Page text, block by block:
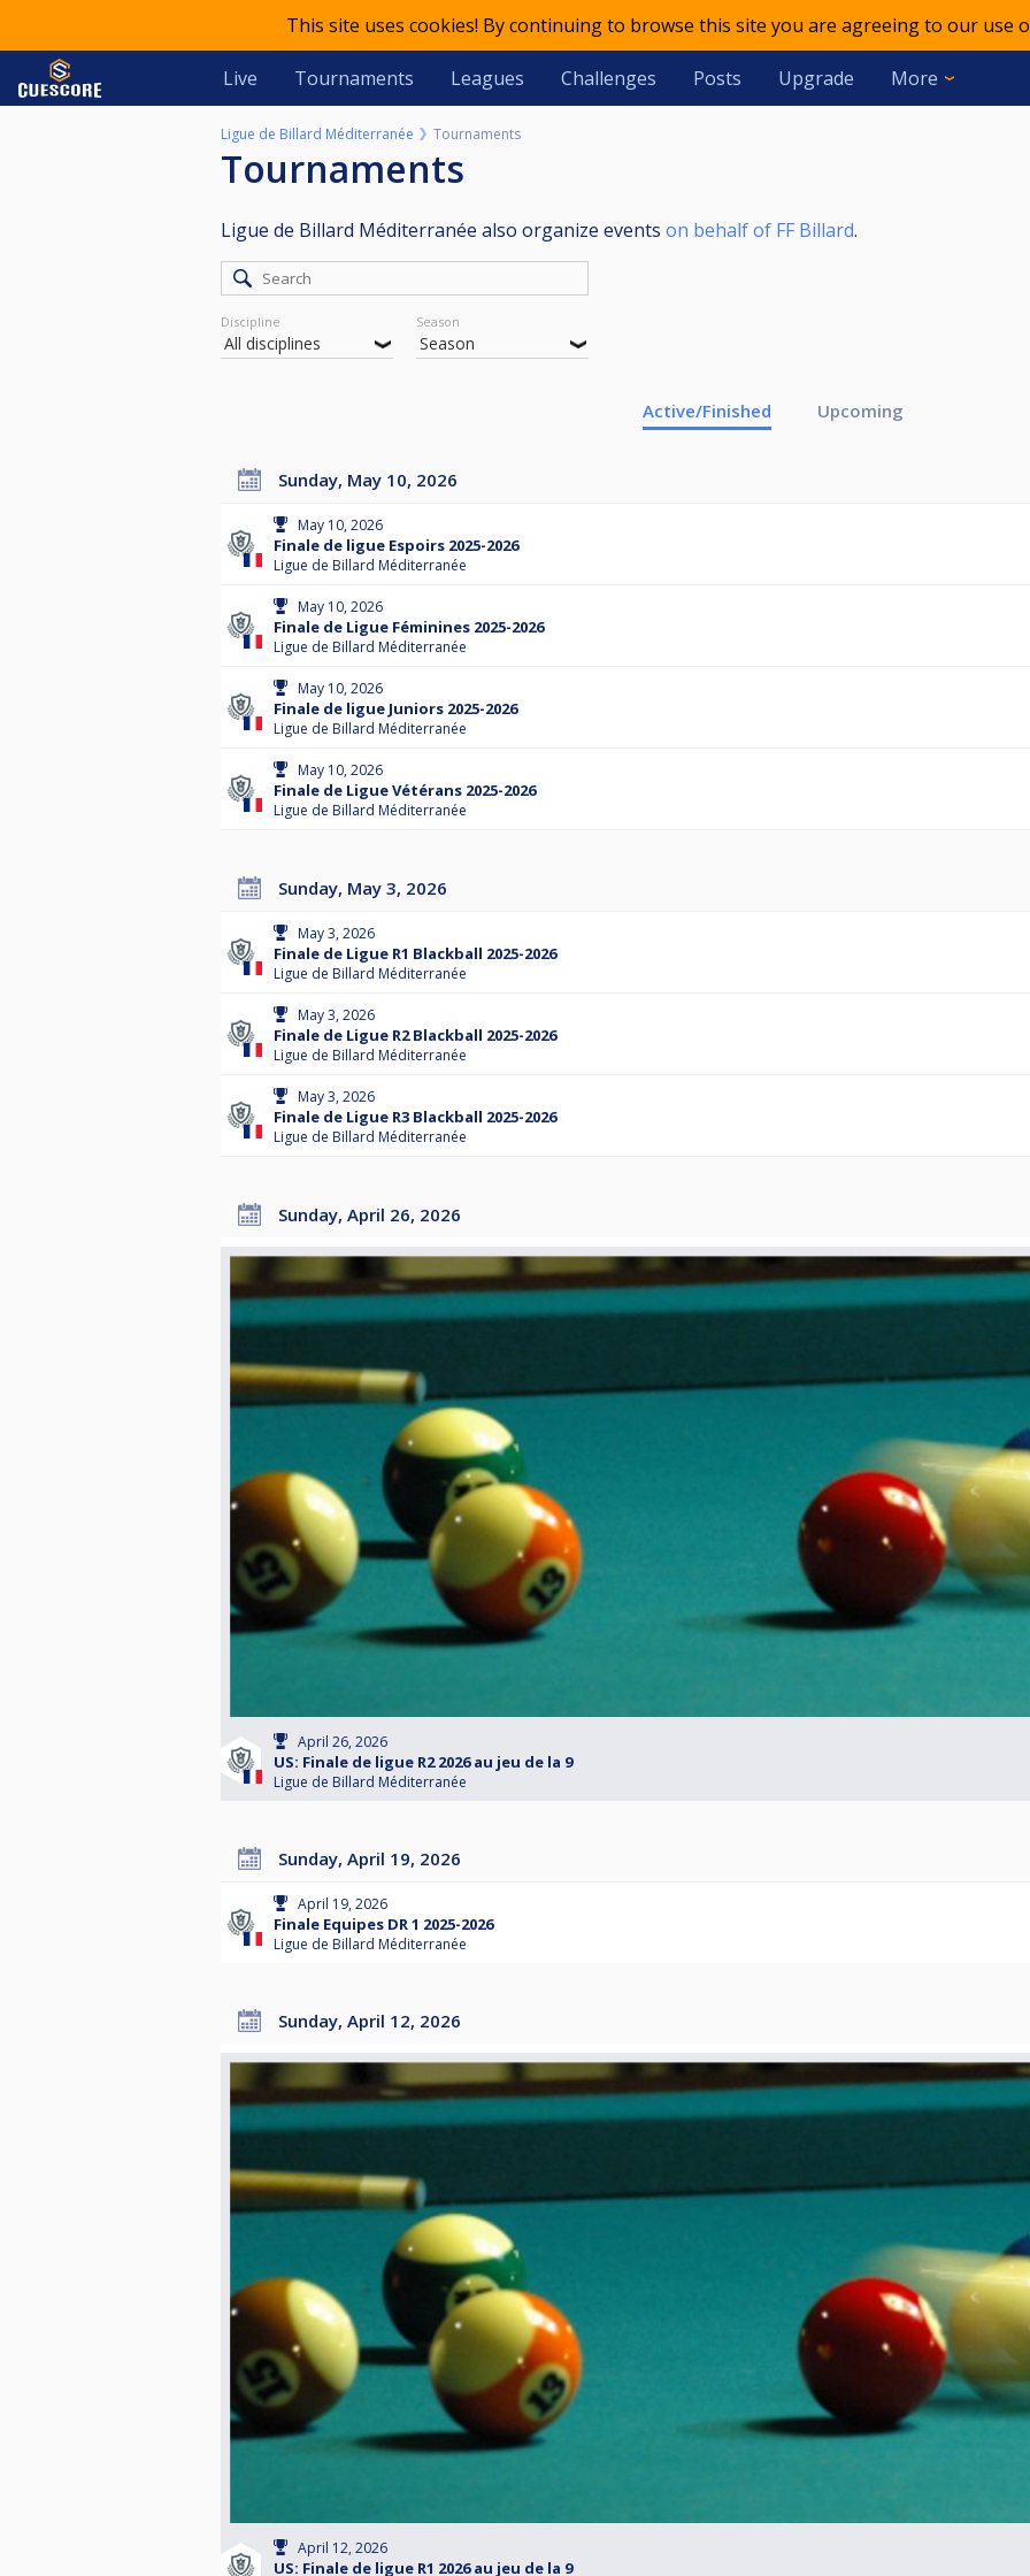
This site uses cookies! By continuing to browse this site you are agreeing to our use
Live Tournaments Leagues Challenges Posts Upgrade More
Ligue de Billard Méditerranée Tournaments
Tournaments
Ligue de Billard Méditerranée also organize events on behalf of FF Billard.
Discipline Season
Active/Finished Upcoming
Sunday, May 10, 2026
May 10, 2026
Finale de ligue Espoirs 2025-2026
Ligue de Billard Méditerranée
May 10, 2026
Finale de Ligue Féminines 2025-2026
Ligue de Billard Méditerranée
May 10, 2026
Finale de ligue Juniors 2025-2026
Ligue de Billard Méditerranée
May 10, 2026
Finale de Ligue Vétérans 2025-2026
Ligue de Billard Méditerranée
Sunday, May 3, 2026
May 3, 2026
Finale de Ligue R1 Blackball 2025-2026
Ligue de Billard Méditerranée
May 3, 2026
Finale de Ligue R2 Blackball 2025-2026
Ligue de Billard Méditerranée
May 3, 2026
Finale de Ligue R3 Blackball 2025-2026
Ligue de Billard Méditerranée
Sunday, April 26, 2026
April 26, 2026
US: Finale de ligue R2 2026 au jeu de la 9
Ligue de Billard Méditerranée
Sunday, April 19, 2026
April 19, 2026
Finale Equipes DR 1 2025-2026
Ligue de Billard Méditerranée
Sunday, April 12, 2026
April 12, 2026
US: Finale de ligue R1 2026 au jeu de la 9